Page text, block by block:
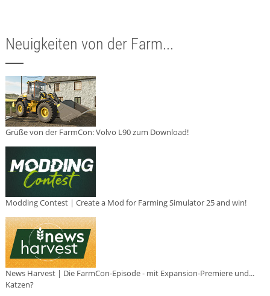
Neuigkeiten von der Farm...
Grüße von der FarmCon: Volvo L90 zum Download!
Modding Contest | Create a Mod for Farming Simulator 25 and win!
News Harvest | Die FarmCon-Episode - mit Expansion-Premiere und...
Katzen?